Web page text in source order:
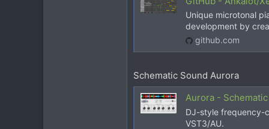
Unique microtonal
development by
github.com
Schematic Sound Aurora
Aurora -
DJ-style frequency-
VST3/AU.